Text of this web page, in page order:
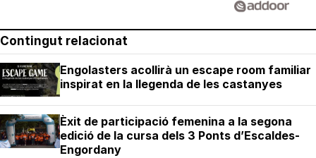
Contingut relacionat
Engolasters acollirà un escape room familiar
inspirat en la llegenda de les castanyes
Èxit de participació femenina a la segona
edició de la cursa dels 3 Ponts d’Escaldes-
Engordany